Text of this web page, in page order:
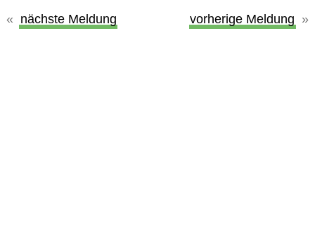
vorherige Meldung
nächste Meldung